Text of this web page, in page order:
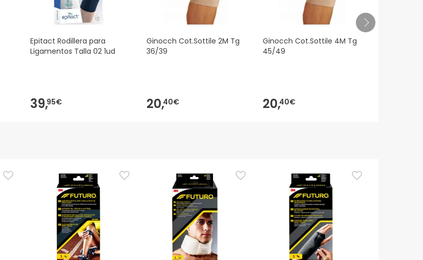
Epitact Rodillera para
Ligamentos Talla 02 1ud
39,95€
Ginocch Cot.Sottile 2M Tg
36/39
20,40€
Ginocch Cot.Sottile 4M Tg
45/49
20,40€